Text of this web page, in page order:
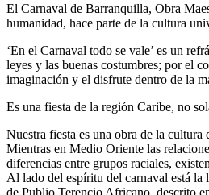
El Carnaval de Barranquilla, Obra
humanidad, hace parte de la cultura
‘En el Carnaval todo se vale’ es un
leyes y las buenas costumbres; por el
imaginación y el disfrute dentro de la
Es una fiesta de la región Caribe, no
Nuestra fiesta es una obra de la
Mientras en Medio Oriente las
diferencias entre grupos raciales,
Al lado del espíritu del carnaval está la
de Publio Terencio Africano, descrito